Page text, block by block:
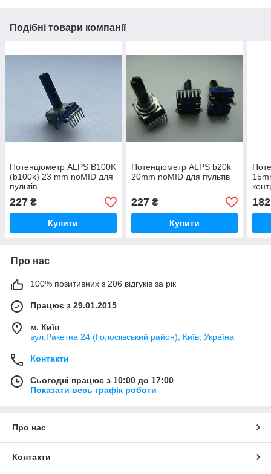
Подібні товари компанії
Потенціометр ALPS B100K
(b100k) 23 mm noMID для
пультів
227 ₴
Купити
Потенціометр ALPS b20k
20mm noMID для пультів
227₴
Купити
MIX
182
Про нас
100% позитивних з 206 відгуків за рік
Працює з 29.01.2015
м. Київ
вул.Ракетна 24 (Голосіівський район), Київ, Україна
Контакти
Сьогодні працює з 10:00 до 17:00
Показати весь графік роботи
Про нас
Контакти